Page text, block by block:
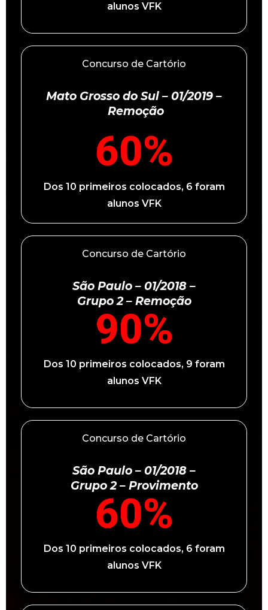
alunos VFK
Concurso de Cartório
Mato Grosso do Sul – 01/2019 –
Remoção
60%
Dos 10 primeiros colocados, 6 foram
alunos VFK
Concurso de Cartório
São Paulo – 01/2018 –
Grupo 2 – Remoção
90%
Dos 10 primeiros colocados, 9 foram
alunos VFK
Concurso de Cartório
São Paulo – 01/2018 –
Grupo 2 – Provimento
60%
Dos 10 primeiros colocados, 6 foram
alunos VFK